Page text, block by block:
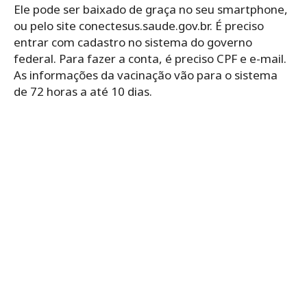
Ele pode ser baixado de graça no seu smartphone,
ou pelo site conectesus.saude.gov.br. É preciso
entrar com cadastro no sistema do governo
federal. Para fazer a conta, é preciso CPF e e-mail.
As informações da vacinação vão para o sistema
de 72 horas a até 10 dias.